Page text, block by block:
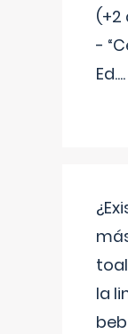
(+2
-
Ed....
la